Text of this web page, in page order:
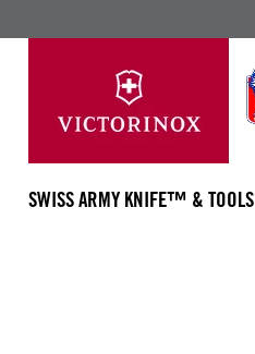
SWISS ARMY KNIFE™ & TOOLS